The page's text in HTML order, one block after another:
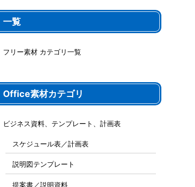
一覧
フリー素材 カテゴリ一覧
Office素材カテゴリ
ビジネス資料、テンプレート、計画表
スケジュール表／計画表
説明図テンプレート
提案書／説明資料